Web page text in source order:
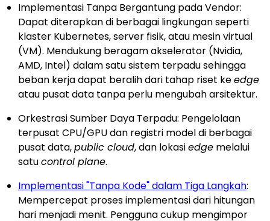
Implementasi Tanpa Bergantung pada Vendor:
Dapat diterapkan di berbagai lingkungan seperti
klaster Kubernetes, server fisik, atau mesin virtual
(VM). Mendukung beragam akselerator (Nvidia,
AMD, Intel) dalam satu sistem terpadu sehingga
beban kerja dapat beralih dari tahap riset keedge
atau pusat data tanpa perlu mengubah arsitektur.
Orkestrasi Sumber Daya Terpadu: Pengelolaan
terpusat CPU/GPU dan registri model di berbagai
pusat data,public cloud, dan lokasiedge melalui
satucontrol plane.
Implementasi "Tanpa Kode" dalam Tiga Langkah:
Mempercepat proses implementasi dari hitungan
hari menjadi menit. Pengguna cukup mengimpor